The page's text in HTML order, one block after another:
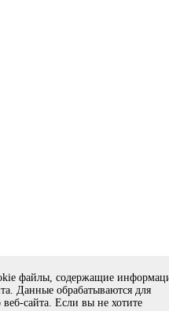
г. Москва, ул. А.
коррупции.
обеспечения (РБПО)
файлы, содержащие
Данные обрабатываются для
сайта. Если вы не хотите